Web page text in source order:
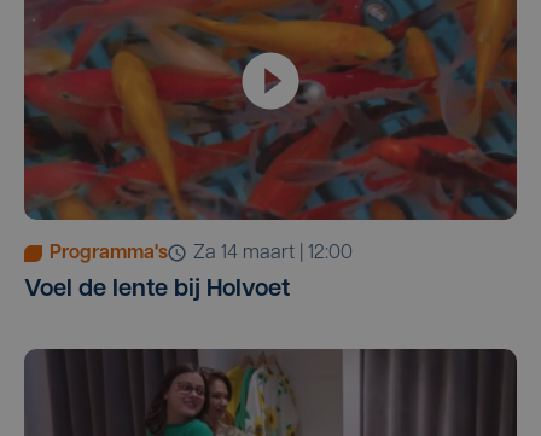
Programma's za 14 maart | 12:00
Voel de lente bij Holvoet